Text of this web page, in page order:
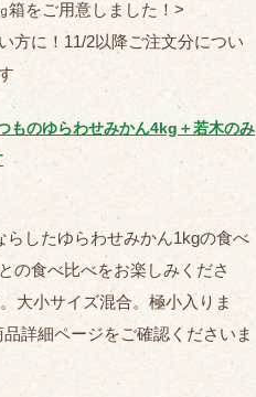
箱をご用意しました！>
方に！11/2以降ご注文分につい
ものゆらわせみかん4kg＋若木のみ
したゆらわせみかん1kgの食べ
の食べ比べをお楽しみくださ
大小サイズ混合。極小入りま
詳細ページをご確認くださいま